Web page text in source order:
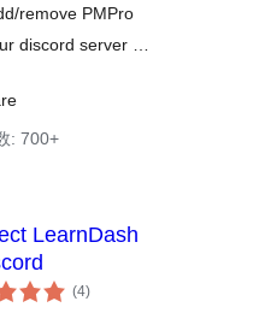
remove PMPro
discord server …
: 700+
LearnDash
(4個
の)